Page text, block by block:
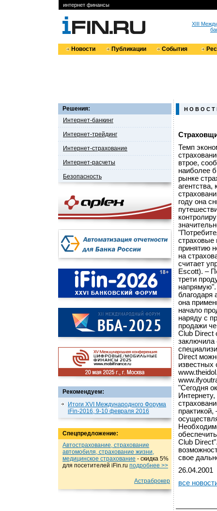
интернет финансы
XIII
Новости Публикации События
Решения:
Интернет-банкинг
Интернет-трейдинг
Интернет-страхование
Интернет-расчеты
Безопасность
Рекомендуем:
Итоги XVI Международного Форума
iFin-2016, 9-10 февраля 2016
Спецпредложение:
Автострахование, страхование
автомобиля, страхование жизни,
медицинское страхование - cкидка 5%
для посетителей iFin.ru подробнеe >>
Астраброкер
Н О В О С Т
Темп
втрое,
наиболее
рынке
агентства,
году она
страховые
принятию
на
считает
Escott). –
трети
напрямую".
благодаря
она
начало
наряду с
продажи
Club Direct
заключила
Direct
известных
"Сегодня
Club
свое
26.04.2001
все